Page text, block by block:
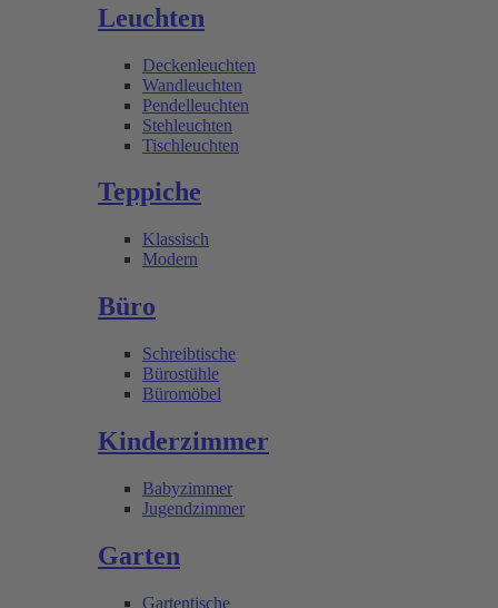
Leuchten
Deckenleuchten
Wandleuchten
Pendelleuchten
Stehleuchten
Tischleuchten
Teppiche
Klassisch
Modern
Büro
Schreibtische
Bürostühle
Büromöbel
Kinderzimmer
Babyzimmer
Jugendzimmer
Garten
Gartentische